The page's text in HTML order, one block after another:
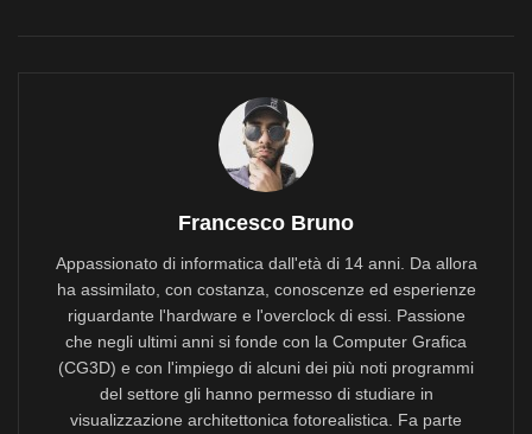
Francesco Bruno
Appassionato di informatica dall'età di 14 anni. Da allora
ha assimilato, con costanza, conoscenze ed esperienze
riguardante l'hardware e l'overclock di essi. Passione
che negli ultimi anni si fonde con la Computer Grafica
(CG3D) e con l'impiego di alcuni dei più noti programmi
del settore gli hanno permesso di studiare in
visualizzazione architettonica fotorealistica. Fa parte